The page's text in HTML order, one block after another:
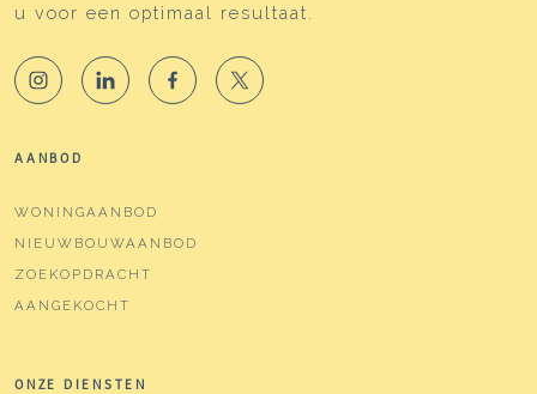
u voor een optimaal resultaat.
AANBOD
WONINGAANBOD
NIEUWBOUWAANBOD
ZOEKOPDRACHT
AANGEKOCHT
ONZE DIENSTEN